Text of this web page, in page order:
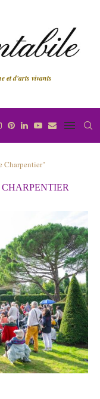
et d'arts vivants
Charpentier"